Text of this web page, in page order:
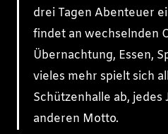
drei Tagen Abenteuer
findet an wechselnden
Übernachtung, Essen,
vieles mehr spielt sich
Schützenhalle ab,
anderen Motto.